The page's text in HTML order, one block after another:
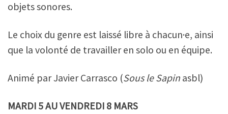
objets sonores.
Le choix du genre est laissé libre à chacun·e, ainsi
que la volonté de travailler en solo ou en équipe.
Animé par Javier Carrasco (Sous le Sapin asbl)
MARDI 5 AU VENDREDI 8 MARS